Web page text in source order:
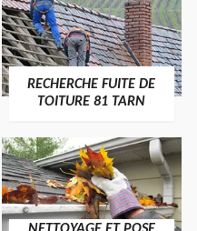
RECHERCHE FUITE DE
TOITURE 81 TARN